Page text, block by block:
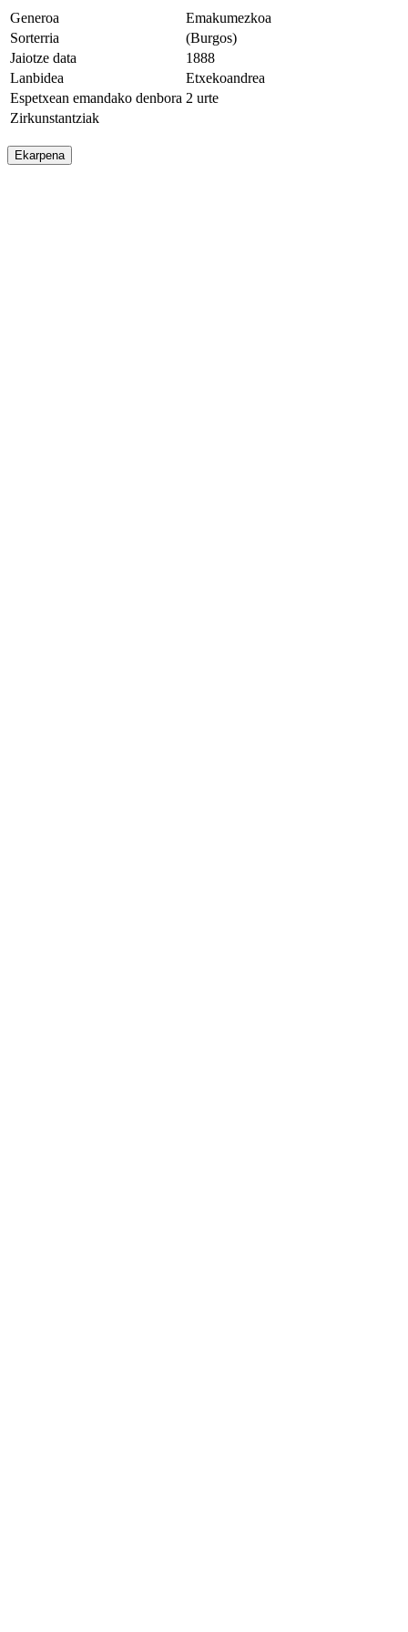
Generoa
Emakumezkoa
Sorterria
(Burgos)
Jaiotze data
1888
Lanbidea
Etxekoandrea
Espetxean emandako denbora 2 urte
Zirkunstantziak